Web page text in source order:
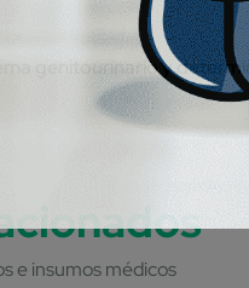
genitourinario y